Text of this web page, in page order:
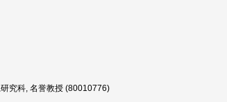
究科, 名誉教授 (80010776)